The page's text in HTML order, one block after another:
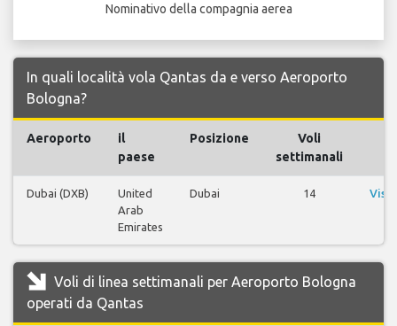
Nominativo della compagnia aerea
In quali località vola Qantas da e verso Aeroporto
Bologna?
Aeroporto
il
paese
Posizione
Voli
settimanali
Dubai (DXB)
United
Arab
Emirates
Dubai 14
Voli di linea settimanali per Aeroporto Bologna
operati da Qantas